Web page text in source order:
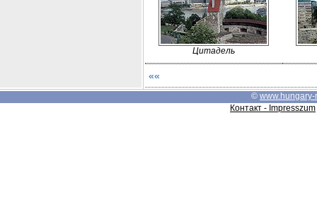
Цитадель
««
© www.hungary-
Контакт - Impresszum